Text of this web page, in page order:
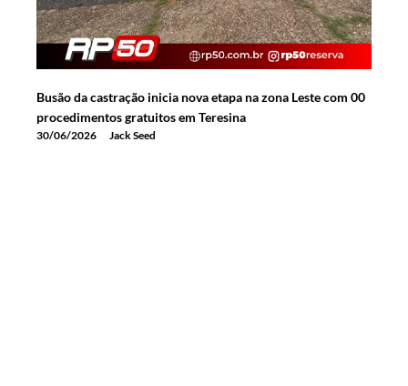
Busão da castração inicia nova etapa na zona Leste com 00
procedimentos gratuitos em Teresina
30/06/2026 Jack Seed